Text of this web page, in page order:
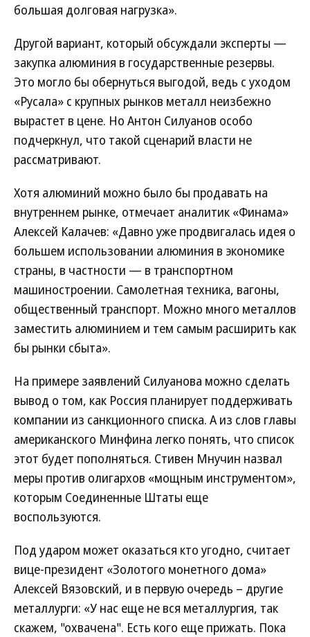
большая долговая нагрузка».
Другой вариант, который обсуждали эксперты —
закупка алюминия в государственные резервы.
Это могло бы обернуться выгодой, ведь с уходом
«Русала» с крупных рынков металл неизбежно
вырастет в цене. Но Антон Силуанов особо
подчеркнул, что такой сценарий власти не
рассматривают.
Хотя алюминий можно было бы продавать на
внутреннем рынке, отмечает аналитик «Финама»
Алексей Калачев: «Давно уже продвигалась идея о
большем использовании алюминия в экономике
страны, в частности — в транспортном
машиностроении. Самолетная техника, вагоны,
общественный транспорт. Можно много металлов
заместить алюминием и тем самым расширить как
бы рынки сбыта».
На примере заявлений Силуанова можно сделать
вывод о том, как Россия планирует поддерживать
компании из санкционного списка. А из слов главы
американского Минфина легко понять, что список
этот будет пополняться. Стивен Мнучин назвал
меры против олигархов «мощным инструментом»,
которым Соединенные Штаты еще
воспользуются.
Под ударом может оказаться кто угодно, считает
вице-президент «Золотого монетного дома»
Алексей Вязовский, и в первую очередь – другие
металлурги: «У нас еще не вся металлургия, так
скажем, "охвачена". Есть кого еще прижать. Пока